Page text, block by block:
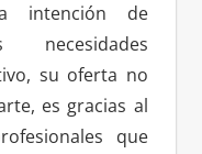
intención de
su oferta no
es gracias al
que